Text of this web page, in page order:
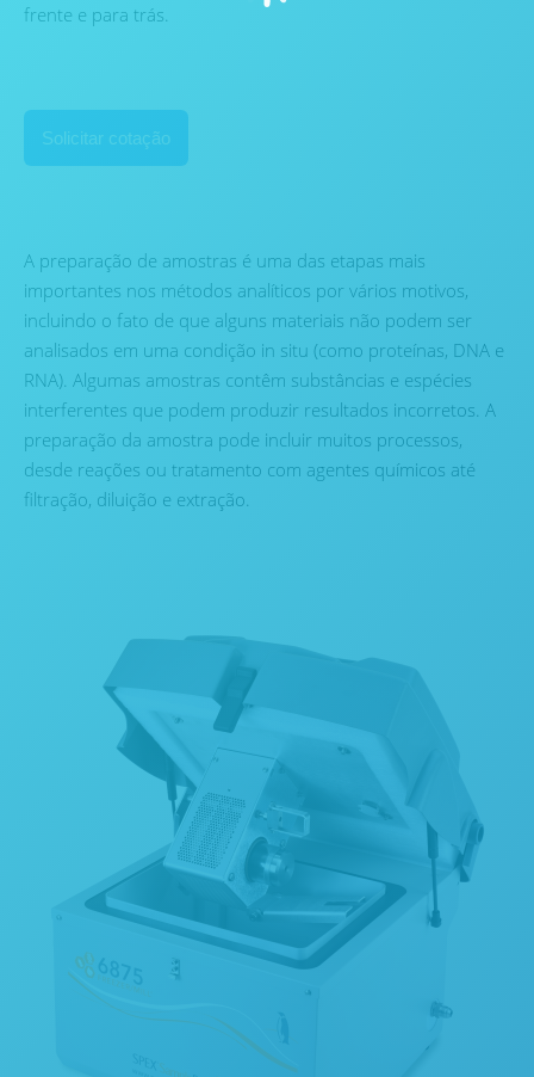
frente e para trás.
Solicitar cotação
A preparação de amostras é uma das etapas mais
importantes nos métodos analíticos por vários motivos,
incluindo o fato de que alguns materiais não podem ser
analisados ​​em uma condição in situ (como proteínas, DNA e
RNA). Algumas amostras contêm substâncias e espécies
interferentes que podem produzir resultados incorretos. A
preparação da amostra pode incluir muitos processos,
desde reações ou tratamento com agentes químicos até
filtração, diluição e extração.